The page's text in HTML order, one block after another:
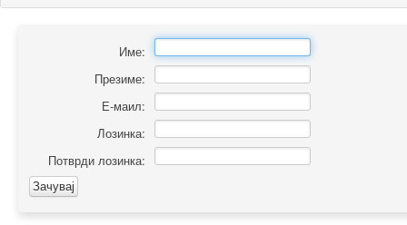
Име:
Презиме:
Е-маил:
Лозинка:
Потврди лозинка: